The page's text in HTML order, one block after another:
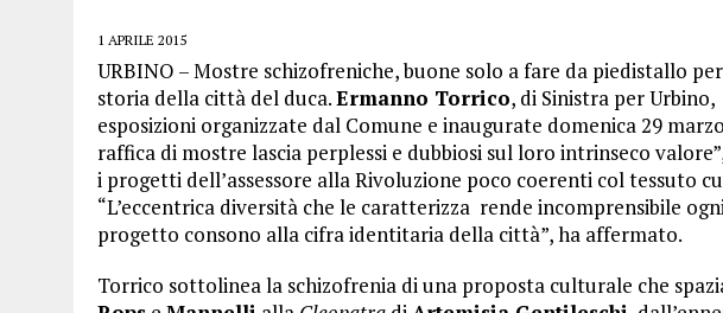
1 APRILE 2015
URBINO – Mostre schizofreniche, buone solo a fare da piedistallo
storia della città del duca.Ermanno Torrico, di Sinistra per
esposizioni organizzate dal Comune e inaugurate domenica 29
raffica di mostre lascia perplessi e dubbiosi sul loro intrinseco
i progetti dell’assessore alla Rivoluzione poco coerenti col tessuto
“L’eccentrica diversità che le caratterizza rende incomprensibile
progetto consono alla cifra identitaria della città”, ha affermato.
Torrico sottolinea la schizofrenia di una proposta culturale che